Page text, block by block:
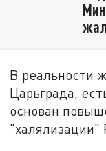
В реальности
Царьграда,
основан
"халялизации"